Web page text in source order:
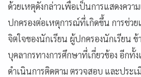
ด้วยเหตุดังกล่าวเพื่อเป็นการแสดงควา
ปกครองต่อเหตุการณ์ที่เกิดขึ้น การช่วย
จิตใจของนักเรียน ผู้ปกครองนักเรียน ข้
บุคลากรทางการศึกษาที่เกี่ยวข้อง อีกทั้ง
ดำเนินการติดตาม ตรวจสอบ และประ